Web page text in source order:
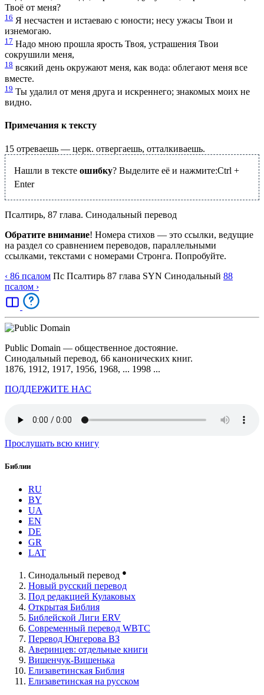
Твоё от меня?
16 Я несчастен и истаеваю с юности; несу ужасы Твои и
изнемогаю.
17 Надо мною прошла ярость Твоя, устрашения Твои
сокрушили меня,
18 всякий день окружают меня, как вода: облегают меня все
вместе.
19 Ты удалил от меня друга и искреннего; знакомых моих не
видно.
Примечания к тексту
15 отреваешь — церк. отвергаешь, отталкиваешь.
Нашли в тексте ошибку? Выделите её и нажмите:Ctrl +
Enter
Псалтирь, 87 глава. Синодальный перевод
Обратите внимание! Номера стихов — это ссылки, ведущие
на раздел со сравнением переводов, параллельными
ссылками, текстами с номерами Стронга. Попробуйте.
‹ 86 псалом Пс Псалтирь 87 глава SYN Синодальный 88
псалом ›
Public Domain — общественное достояние.
Синодальный перевод, 66 канонических книг.
1876, 1912, 1917, 1956, 1968, ... 1998 ...
ПОДДЕРЖИТЕ НАС
Прослушать всю книгу
Библии
RU
BY
UA
EN
DE
GR
LAT
Синодальный перевод ●
Новый русский перевод
Под редакцией Кулаковых
Открытая Библия
Библейской Лиги ERV
Cовременный перевод WBTC
Перевод Юнгерова ВЗ
Аверинцев: отдельные книги
Вишенчук-Вишенька
Елизаветинская Библия
Елизаветинская на русском